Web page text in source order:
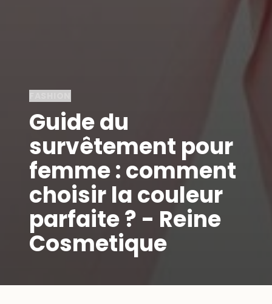
Guide du
survêtement pour
femme : comment
choisir la couleur
parfaite ? - Reine
Cosmetique